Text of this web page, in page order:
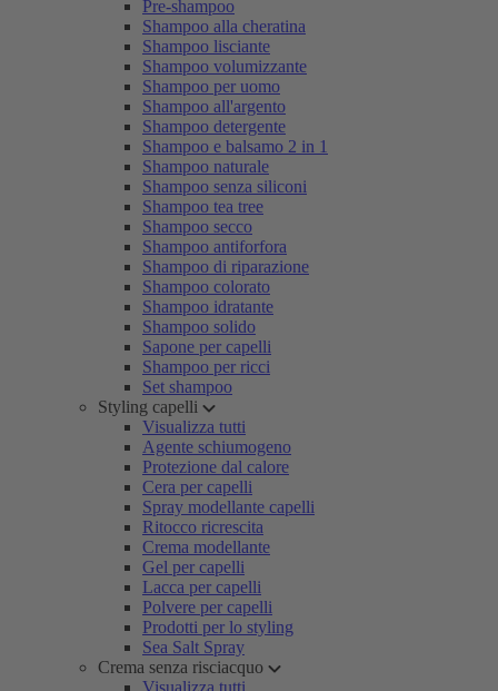
Pre-shampoo
Shampoo alla cheratina
Shampoo lisciante
Shampoo volumizzante
Shampoo per uomo
Shampoo all'argento
Shampoo detergente
Shampoo e balsamo 2 in 1
Shampoo naturale
Shampoo senza siliconi
Shampoo tea tree
Shampoo secco
Shampoo antiforfora
Shampoo di riparazione
Shampoo colorato
Shampoo idratante
Shampoo solido
Sapone per capelli
Shampoo per ricci
Set shampoo
Styling capelli
Visualizza tutti
Agente schiumogeno
Protezione dal calore
Cera per capelli
Spray modellante capelli
Ritocco ricrescita
Crema modellante
Gel per capelli
Lacca per capelli
Polvere per capelli
Prodotti per lo styling
Sea Salt Spray
Crema senza risciacquo
Visualizza tutti